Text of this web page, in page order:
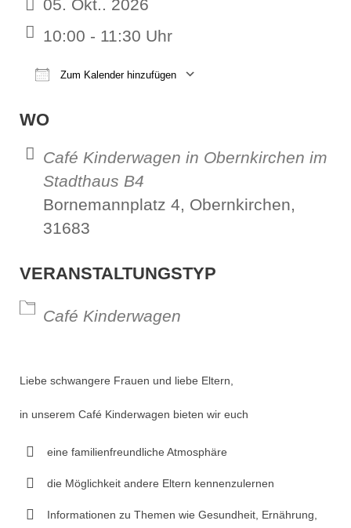
05. Okt.. 2026
10:00 - 11:30 Uhr
Zum Kalender hinzufügen
WO
Café Kinderwagen in Obernkirchen im
Stadthaus B4
Bornemannplatz 4, Obernkirchen,
31683
VERANSTALTUNGSTYP
Café Kinderwagen
Liebe schwangere Frauen und liebe Eltern,
in unserem Café Kinderwagen bieten wir euch
eine familienfreundliche Atmosphäre
die Möglichkeit andere Eltern kennenzulernen
Informationen zu Themen wie Gesundheit, Ernährung,